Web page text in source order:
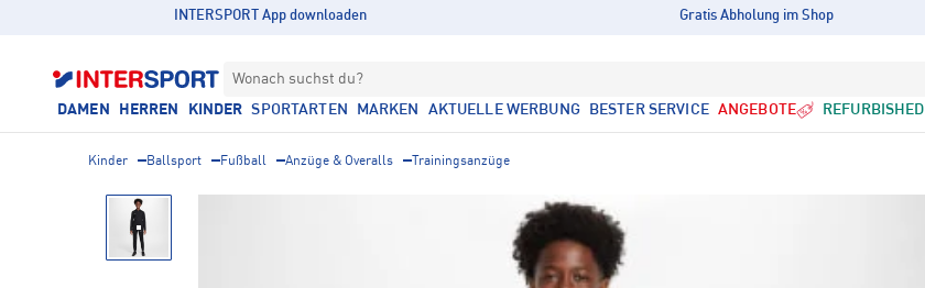
INTERSPORT App downloaden Gratis Abholung im Shop
Wonach suchst du?
DAMEN HERREN KINDER SPORTARTEN MARKEN AKTUELLE WERBUNG BESTER SERVICE ANGEBOTE REFURBISHED
Kinder Ballsport Fußball Anzüge & Overalls Trainingsanzüge